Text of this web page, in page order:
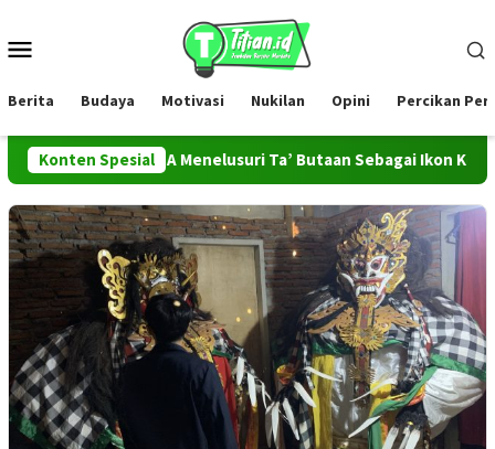
konten
Berita Budaya Motivasi Nukilan Opini Percikan
Konten SpesialMenelusuri Ta’ Butaan Sebagai Ikon Kesenian